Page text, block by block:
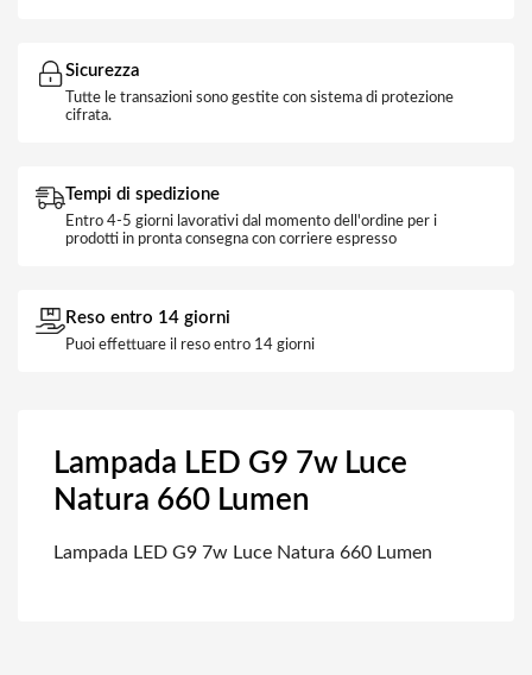
Sicurezza
Tutte le transazioni sono gestite con sistema di protezione
cifrata.
Tempi di spedizione
Entro 4-5 giorni lavorativi dal momento dell'ordine per i
prodotti in pronta consegna con corriere espresso
Reso entro 14 giorni
Puoi effettuare il reso entro 14 giorni
Lampada LED G9 7w Luce
Natura 660 Lumen
Lampada LED G9 7w Luce Natura 660 Lumen